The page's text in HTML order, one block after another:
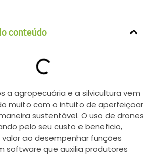
conteúdo
a agropecuária e a silvicultura vem
muito com o intuito de aperfeiçoar
sustentável. O uso de drones
pelo seu custo e beneficio,
ao desempenhar funções
software que auxilia produtores